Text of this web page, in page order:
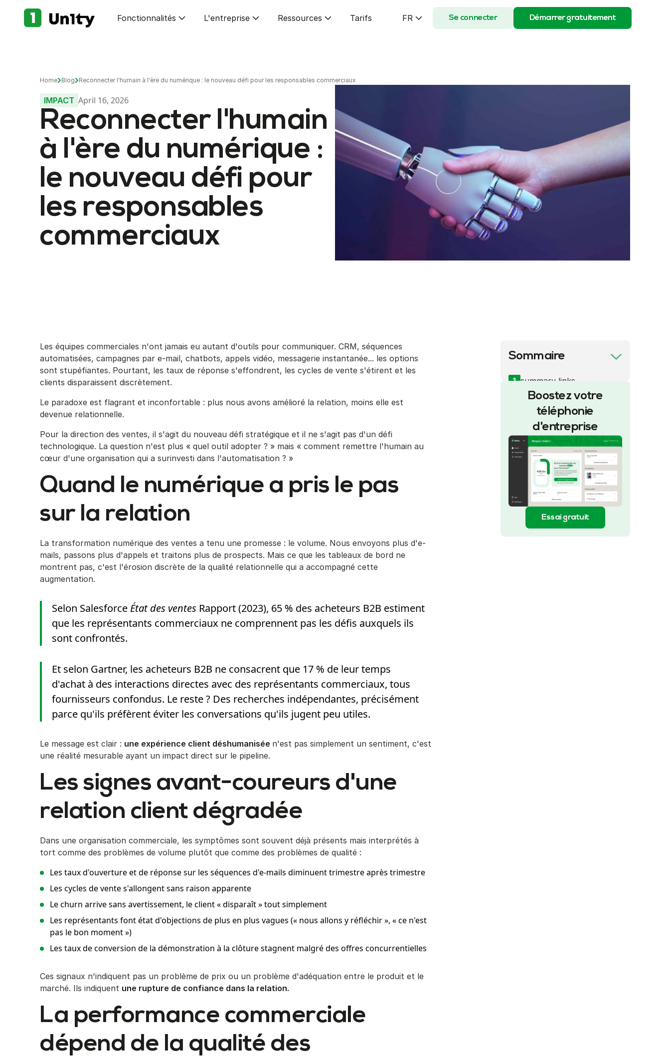
Fonctionnalités L'entreprise Ressources Tarifs FR Se connecter Démarrer gratuitement
Home Blog Reconnecter l'humain à l'ère du numérique : le nouveau défi pour les responsables commerciaux
IMPACT April 16, 2026
Reconnecter l'humain
à l'ère du numérique :
le nouveau défi pour
les responsables
commerciaux
Les équipes commerciales n'ont jamais eu autant d'outils pour communiquer. CRM, séquences
automatisées, campagnes par e-mail, chatbots, appels vidéo, messagerie instantanée... les options
sont stupéfiantes. Pourtant, les taux de réponse s'effondrent, les cycles de vente s'étirent et les
clients disparaissent discrètement.
Le paradoxe est flagrant et inconfortable : plus nous avons amélioré la relation, moins elle est
devenue relationnelle.
Pour la direction des ventes, il s'agit du nouveau défi stratégique et il ne s'agit pas d'un défi
technologique. La question n'est plus « quel outil adopter ? » mais « comment remettre l'humain au
cœur d'une organisation qui a surinvesti dans l'automatisation ? »
Quand le numérique a pris le pas
sur la relation
La transformation numérique des ventes a tenu une promesse : le volume. Nous envoyons plus d'e-
mails, passons plus d'appels et traitons plus de prospects. Mais ce que les tableaux de bord ne
montrent pas, c'est l'érosion discrète de la qualité relationnelle qui a accompagné cette
augmentation.
Selon Salesforce État des ventes Rapport (2023), 65 % des acheteurs B2B estiment
que les représentants commerciaux ne comprennent pas les défis auxquels ils
sont confrontés.
Et selon Gartner, les acheteurs B2B ne consacrent que 17 % de leur temps
d'achat à des interactions directes avec des représentants commerciaux, tous
fournisseurs confondus. Le reste ? Des recherches indépendantes, précisément
parce qu'ils préfèrent éviter les conversations qu'ils jugent peu utiles.
Le message est clair : une expérience client déshumanisée n'est pas simplement un sentiment, c'est
une réalité mesurable ayant un impact direct sur le pipeline.
Les signes avant-coureurs d'une
relation client dégradée
Dans une organisation commerciale, les symptômes sont souvent déjà présents mais interprétés à
tort comme des problèmes de volume plutôt que comme des problèmes de qualité :
Les taux d'ouverture et de réponse sur les séquences d'e-mails diminuent trimestre après trimestre
Les cycles de vente s'allongent sans raison apparente
Le churn arrive sans avertissement, le client « disparaît » tout simplement
Les représentants font état d'objections de plus en plus vagues (« nous allons y réfléchir », « ce n'est
pas le bon moment »)
Les taux de conversion de la démonstration à la clôture stagnent malgré des offres concurrentielles
Ces signaux n'indiquent pas un problème de prix ou un problème d'adéquation entre le produit et le
marché. Ils indiquent une rupture de confiance dans la relation.
La performance commerciale
dépend de la qualité des
Sommaire
1 summary links
Boostez votre
téléphonie
d'entreprise
Essai gratuit